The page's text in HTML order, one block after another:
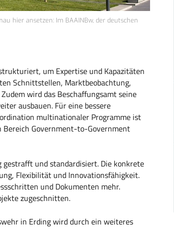
hier ansetzen: Im BAAINBw, der deutschen
um Expertise und Kapazitäten
Schnittstellen, Marktbeobachtung,
wird das Beschaffungsamt seine
ausbauen. Für eine bessere
multinationaler Programme ist
Bereich Government-to-Government
gestrafft und standardisiert. Die konkrete
Flexibilität und Innovationsfähigkeit.
und Dokumenten mehr.
zugeschnitten.
in Erding wird durch ein weiteres